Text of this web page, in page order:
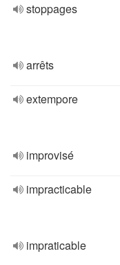
stoppages
arrêts
extempore
improvisé
impracticable
impraticable